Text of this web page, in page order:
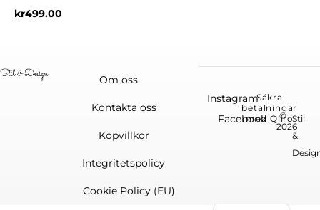
kr499.00
Om oss
Kontakta oss
Köpvillkor
Integritetspolicy
Cookie Policy (EU)
©
2026
Stil
&
Instagram
Facebook
Säkra
betalningar
med Qliro